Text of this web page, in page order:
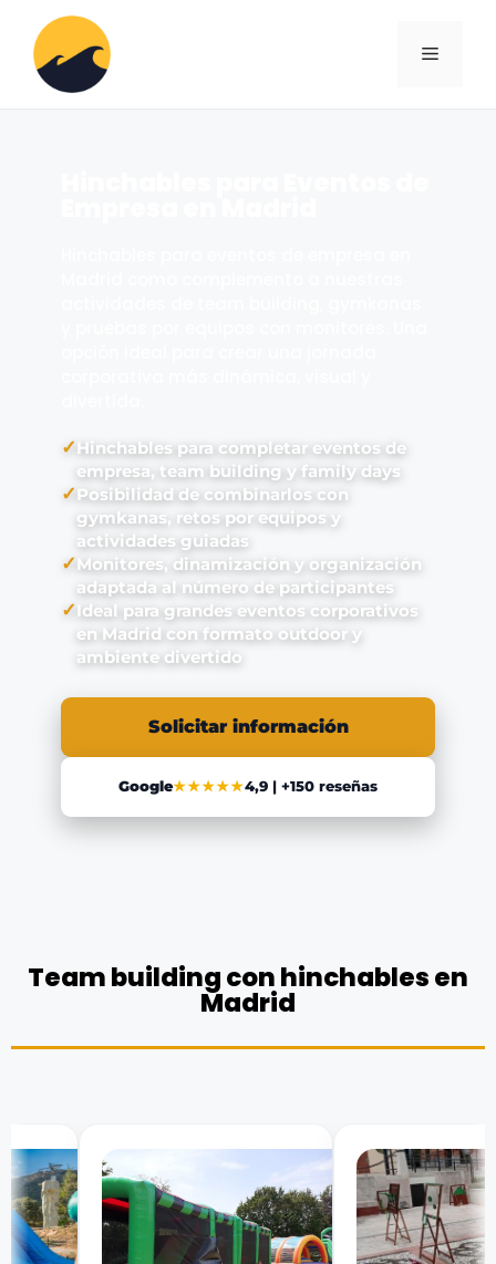
✓ Hinchables para completar eventos de
empresa, team building y family days
✓ Posibilidad de combinarlos con
gymkanas, retos por equipos y
actividades guiadas
✓ Monitores, dinamización y organización
adaptada al número de participantes
✓ Ideal para grandes eventos corporativos
en Madrid con formato outdoor y
ambiente divertido
Solicitar información
Google★★★★★4,9 | +150 reseñas
Team building con hinchables en
Madrid